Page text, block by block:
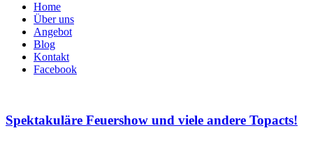
Home
Über uns
Angebot
Blog
Kontakt
Facebook
Spektakuläre Feuershow und viele andere Topacts!